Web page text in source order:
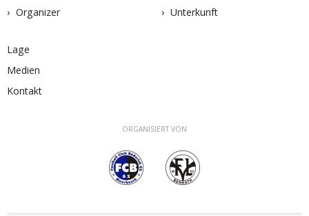
Organizer
Unterkunft
Lage
Medien
Kontakt
ORGANISIERT VON